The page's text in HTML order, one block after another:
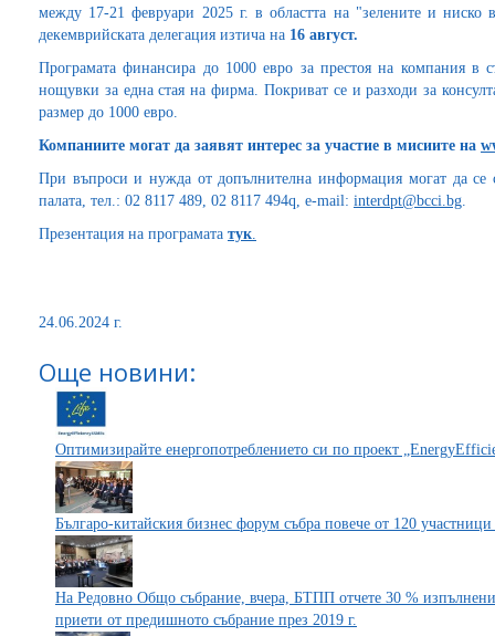
между 17-21 февруари 2025 г. в областта на "зелените и ниско
декемврийската делегация изтича на 16 август.
Програмата финансира до 1000 евро за престоя на компания в
нощувки за една стая на фирма. Покриват се и разходи за
размер до 1000 евро.
Компаниите могат да заявят интерес за участие в мисиите на
При въпроси и нужда от допълнителна информация могат да се
палата, тел.: 02 8117 489, 02 8117 494q, e-mail: interdpt@bcci.bg.
Презентация на програмата тук.
24.06.2024 г.
Още новини:
Оптимизирайте енергопотреблението си по проект
Българо-китайския бизнес форум събра повече от 120
На Редовно Общо събрание, вчера, БТПП отчете 30 %
приети от предишното събрание през 2019 г.